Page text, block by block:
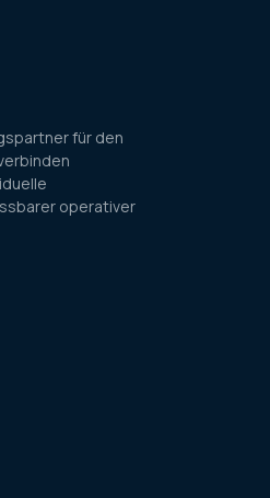
für den
operativer